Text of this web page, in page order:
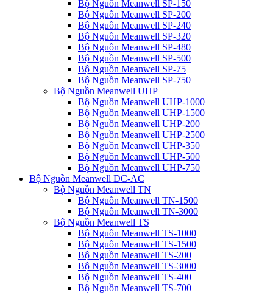
Bộ Nguồn Meanwell SP-150
Bộ Nguồn Meanwell SP-200
Bộ Nguồn Meanwell SP-240
Bộ Nguồn Meanwell SP-320
Bộ Nguồn Meanwell SP-480
Bộ Nguồn Meanwell SP-500
Bộ Nguồn Meanwell SP-75
Bộ Nguồn Meanwell SP-750
Bộ Nguồn Meanwell UHP
Bộ Nguồn Meanwell UHP-1000
Bộ Nguồn Meanwell UHP-1500
Bộ Nguồn Meanwell UHP-200
Bộ Nguồn Meanwell UHP-2500
Bộ Nguồn Meanwell UHP-350
Bộ Nguồn Meanwell UHP-500
Bộ Nguồn Meanwell UHP-750
Bộ Nguồn Meanwell DC-AC
Bộ Nguồn Meanwell TN
Bộ Nguồn Meanwell TN-1500
Bộ Nguồn Meanwell TN-3000
Bộ Nguồn Meanwell TS
Bộ Nguồn Meanwell TS-1000
Bộ Nguồn Meanwell TS-1500
Bộ Nguồn Meanwell TS-200
Bộ Nguồn Meanwell TS-3000
Bộ Nguồn Meanwell TS-400
Bộ Nguồn Meanwell TS-700